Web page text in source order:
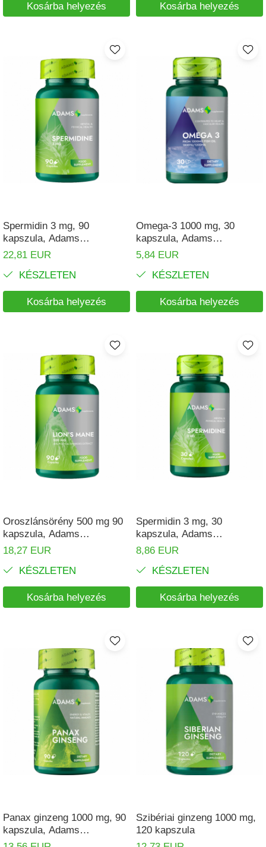
Kosárba helyezés Kosárba helyezés
Spermidin 3 mg, 90
kapszula, Adams
Supplements
22,81 EUR
KÉSZLETEN
Kosárba helyezés
Omega-3 1000 mg, 30
kapszula, Adams
Supplements
5,84 EUR
KÉSZLETEN
Kosárba helyezés
Oroszlánsörény 500 mg 90
kapszula, Adams
Supplements
18,27 EUR
KÉSZLETEN
Kosárba helyezés
Spermidin 3 mg, 30
kapszula, Adams
Supplements
8,86 EUR
KÉSZLETEN
Kosárba helyezés
Panax ginzeng 1000 mg, 90
kapszula, Adams
Supplements
Szibériai ginzeng 1000 mg,
120 kapszula